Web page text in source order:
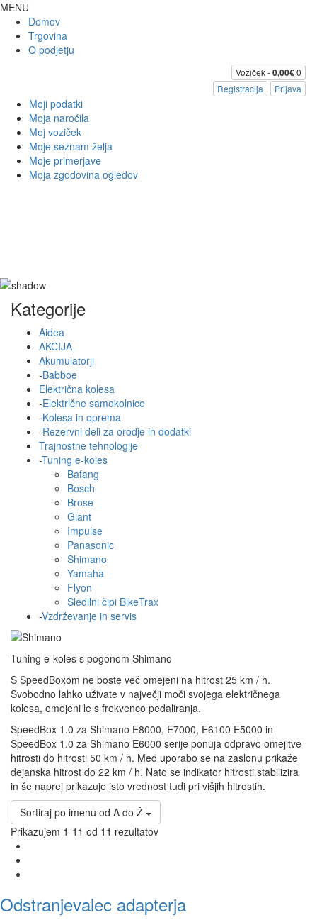
MENU
Domov
Trgovina
O podjetju
Voziček -0,00€0
Registracija
Prijava
Moji podatki
Moja naročila
Moj voziček
Moje seznam želja
Moje primerjave
Moja zgodovina ogledov
Kategorije
Aidea
AKCIJA
Akumulatorji
-Babboe
Električna kolesa
-Električne samokolnice
-Kolesa in oprema
-Rezervni deli za orodje in dodatki
Trajnostne tehnologije
-Tuning e-koles
Bafang
Bosch
Brose
Giant
Impulse
Panasonic
Shimano
Yamaha
Flyon
Sledilni čipi BikeTrax
-Vzdrževanje in servis
Tuning e-koles s pogonom Shimano
S SpeedBoxom ne boste več omejeni na hitrost 25 km / h.
Svobodno lahko uživate v največji moči svojega električnega
kolesa, omejeni le s frekvenco pedaliranja.
SpeedBox 1.0 za Shimano E8000, E7000, E6100 E5000 in
SpeedBox 1.0 za Shimano E6000 serije ponuja odpravo omejitve
hitrosti do hitrosti 50 km / h. Med uporabo se na zaslonu prikaže
dejanska hitrost do 22 km / h. Nato se indikator hitrosti stabilizira
in še naprej prikazuje isto vrednost tudi pri višjih hitrostih.
Sortiraj po imenu od A do Ž
Prikazujem 1-11 od 11 rezultatov
Odstranjevalec adapterja